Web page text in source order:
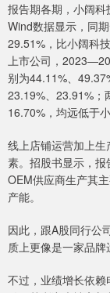
报告期各期，小阔科
Wind数据显示，同
29.51%，比小阔科
上市公司，
别为44.11%、
23.19%、23.91%；
16.70%，均远低于小
线上店铺运营加上
素。招股书显示，
OEM供应商生产其
产能。
因此，跟A股同行公
质上更像是一家品牌
不过，业绩增长依